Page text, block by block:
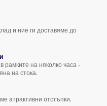
и ние ги доставяме до
рамките на няколко часа -
на стока.
атрактивни отстъпки.